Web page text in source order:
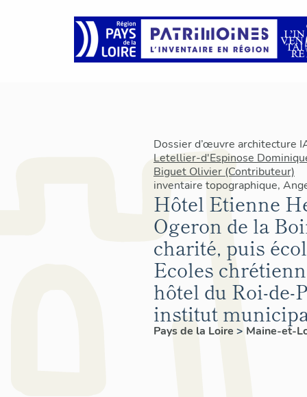
Dossier d’œuvre architecture
Letellier-d'Espinose
Biguet Olivier (Contributeur)
inventaire topographique,
Hôtel Etienne
Ogeron de la
charité, puis
Ecoles
hôtel du Roi-de-
institut
Pays de la Loire > Maine-et-